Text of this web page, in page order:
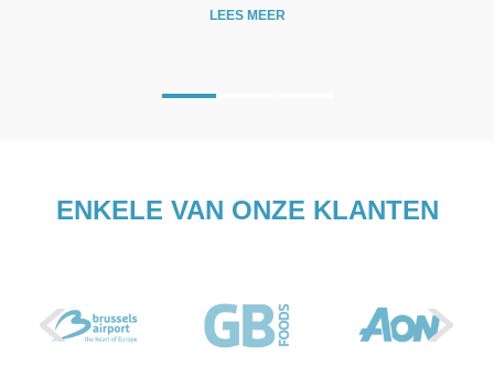
LEES MEER
ENKELE VAN ONZE KLANTEN